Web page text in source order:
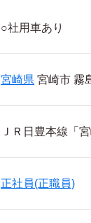
○社用車あり
宮崎県 宮崎市 霧
ＪＲ日豊本線「
正社員(正職員)